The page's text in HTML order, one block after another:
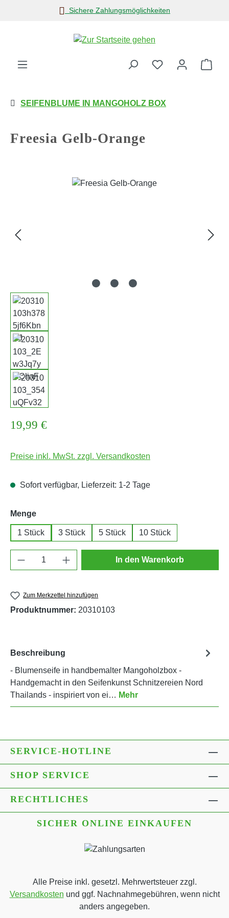
Zum Hauptinhalt springenSichere Zahlungsmöglichkeiten
SEIFENBLUME IN MANGOHOLZ BOX
Freesia Gelb-Orange
Bildergalerie überspringen
Regulärer Preis:
19,99 €
Preise inkl. MwSt. zzgl. Versandkosten
Sofort verfügbar, Lieferzeit: 1-2 Tage
Mengeauswählen
1 Stück 3 Stück 5 Stück 10 Stück
Produkt Anzahl: Gib den gewünschten
In den Warenkorb
Zum Merkzettel hinzufügen
Produktnummer: 20310103
Beschreibung
- Blumenseife in handbemalter Mangoholzbox -
Handgemacht in den Seifenkunst Schnitzereien Nord
Thailands - inspiriert von ei… Mehr
SERVICE-HOTLINE
SHOP SERVICE
RECHTLICHES
SICHER ONLINE EINKAUFEN
Alle Preise inkl. gesetzl. Mehrwertsteuer zzgl.
Versandkosten und ggf. Nachnahmegebühren, wenn nicht
anders angegeben.